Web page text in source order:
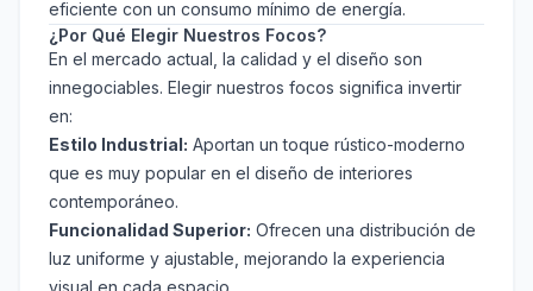
eficiente con un consumo mínimo de energía.
¿Por Qué Elegir Nuestros Focos?
En el mercado actual, la calidad y el diseño son
innegociables. Elegir nuestros focos significa invertir
en:
Estilo Industrial: Aportan un toque rústico-moderno
que es muy popular en el diseño de interiores
contemporáneo.
Funcionalidad Superior: Ofrecen una distribución de
luz uniforme y ajustable, mejorando la experiencia